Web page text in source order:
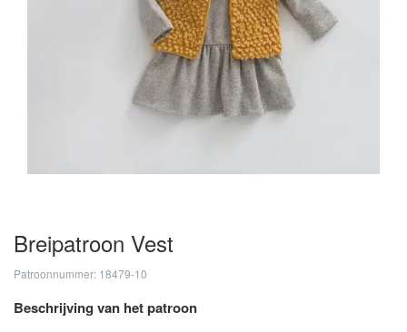
Breipatroon Vest
Patroonnummer: 18479-10
Beschrijving van het patroon